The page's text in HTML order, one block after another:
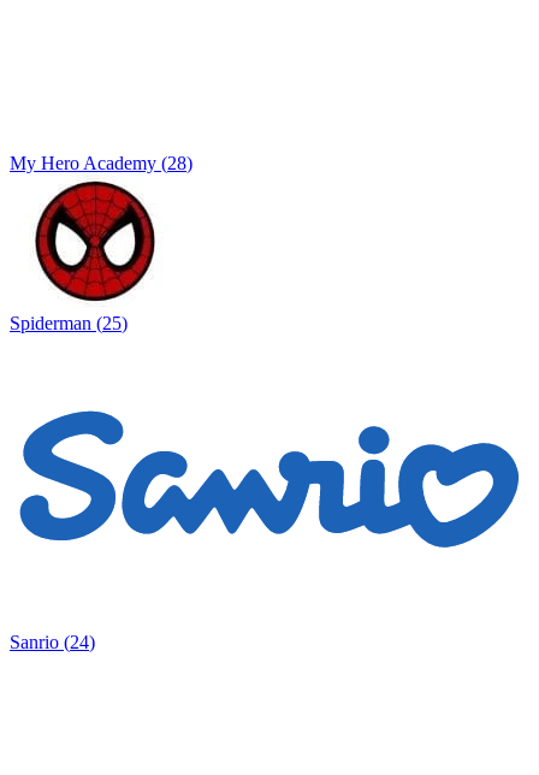
My Hero Academy (28)
Spiderman (25)
Sanrio (24)